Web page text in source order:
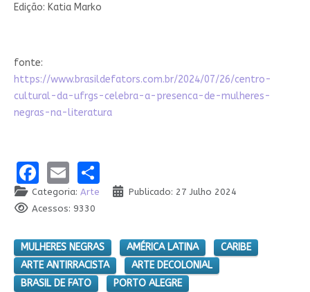
Edição: Katia Marko
fonte:
https://www.brasildefators.com.br/2024/07/26/centro-
cultural-da-ufrgs-celebra-a-presenca-de-mulheres-
negras-na-literatura
Facebook
EmailShare
Categoria: Arte
Publicado: 27 Julho 2024
Acessos: 9330
MULHERES NEGRAS AMÉRICA LATINA
CARIBE
ARTE ANTIRRACISTA
ARTE DECOLONIAL
BRASIL DE FATO
PORTO ALEGRE